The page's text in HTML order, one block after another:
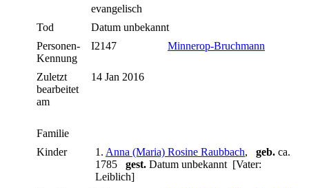
evangelisch
Tod
Datum unbekannt
Personen-
Kennung
I2147 Minnerop-Bruchmann
Zuletzt
bearbeitet
am
14 Jan 2016
Familie
Kinder
1. Anna (Maria) Rosine Raubbach, geb. ca.
1785 gest. Datum unbekannt [Vater:
Leiblich]